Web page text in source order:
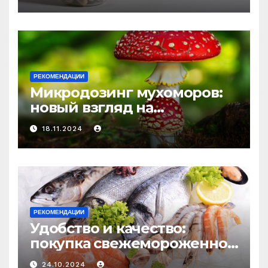
и истощения
РЕКОМЕНДАЦИИ
Микродозинг мухоморов:
новый взгляд на
психоделику
18.11.2024
РЕКОМЕНДАЦИИ
Удобство и качество:
покупка свежемороженной
рыбы онлайн
24.10.2024